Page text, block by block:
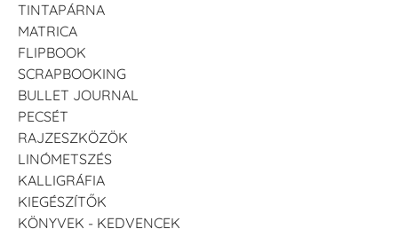
TINTAPÁRNA
MATRICA
FLIPBOOK
SCRAPBOOKING
BULLET JOURNAL
PECSÉT
RAJZESZKÖZÖK
LINÓMETSZÉS
KALLIGRÁFIA
KIEGÉSZÍTŐK
KÖNYVEK - KEDVENCEK